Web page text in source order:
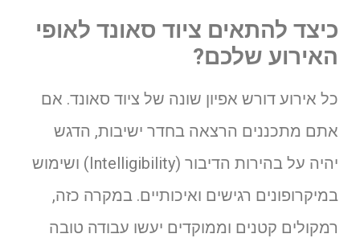
כיצד להתאים ציוד סאונד לאופי
האירוע שלכם?
כל אירוע דורש אפיון שונה של ציוד סאונד. אם
אתם מתכננים הרצאה בחדר ישיבות, הדגש
יהיה על בהירות הדיבור (Intelligibility) ושימוש
במיקרופונים רגישים ואיכותיים. במקרה כזה,
רמקולים קטנים וממוקדים יעשו עבודה טובה